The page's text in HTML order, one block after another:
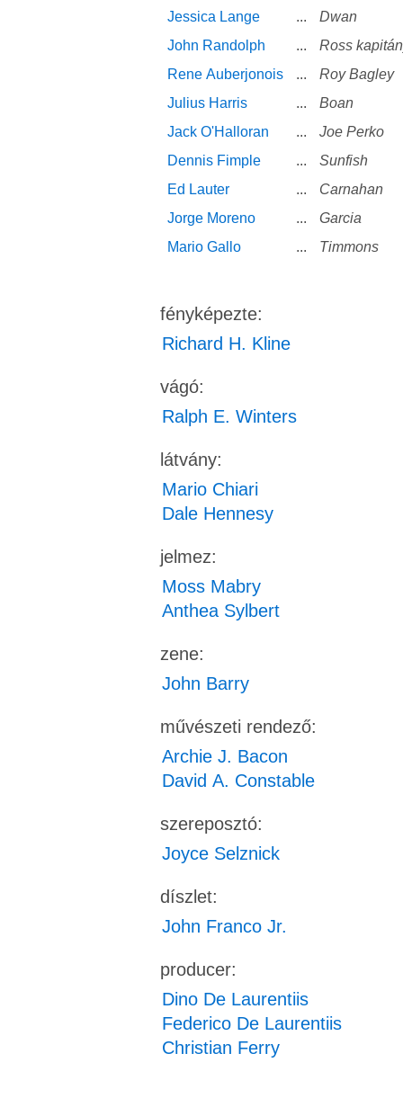
Jessica Lange ...
Dwan
John Randolph
...
Ross
Rene Auberjonois
...
Roy Bagley
Julius Harris
...
Boan
Jack O'Halloran
...
Joe Perko
Dennis Fimple
...
Sunfish
Ed Lauter
...
Carnahan
Jorge Moreno
...
Garcia
Mario Gallo
... Timmons
fényképezte:
Richard H. Kline
vágó:
Ralph E. Winters
látvány:
Mario Chiari
Dale Hennesy
jelmez:
Moss Mabry
Anthea Sylbert
zene:
John Barry
művészeti rendező:
Archie J. Bacon
David A. Constable
szereposztó:
Joyce Selznick
díszlet:
John Franco Jr.
producer:
Dino De Laurentiis
Federico De Laurentiis
Christian Ferry